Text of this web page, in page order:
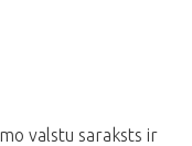
valstu saraksts ir